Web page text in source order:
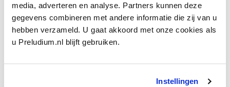
media, adverteren en analyse. Partners kunnen deze
gegevens combineren met andere informatie die zij van u
hebben verzameld. U gaat akkoord met onze cookies als
u Preludium.nl blijft gebruiken.
Instellingen